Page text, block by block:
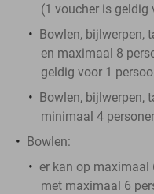
(1 voucher is geldig
Bowlen, bijlwerpen,
en maximaal 8
geldig voor 1
Bowlen, bijlwerpen,
minimaal 4
Bowlen:
er kan op maximaal
met maximaal 6